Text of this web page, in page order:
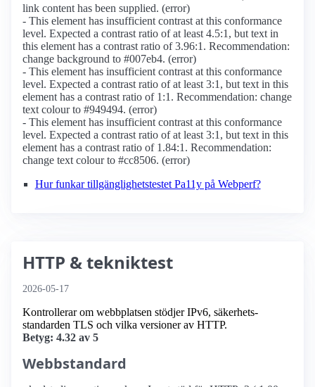
link content has been supplied. (error)
- This element has insufficient contrast at this conformance
level. Expected a contrast ratio of at least 4.5:1, but text in
this element has a contrast ratio of 3.96:1. Recommendation:
change background to #007eb4. (error)
- This element has insufficient contrast at this conformance
level. Expected a contrast ratio of at least 3:1, but text in this
element has a contrast ratio of 1:1. Recommendation: change
text colour to #949494. (error)
- This element has insufficient contrast at this conformance
level. Expected a contrast ratio of at least 3:1, but text in this
element has a contrast ratio of 1.84:1. Recommendation:
change text colour to #cc8506. (error)
Hur funkar tillgänglighetstestet Pa11y på Webperf?
HTTP & tekniktest
2026-05-17
Kontrollerar om webbplatsen stödjer IPv6, säkerhets­
standarden TLS och vilka versioner av HTTP.
Betyg: 4.32 av 5
Webbstandard